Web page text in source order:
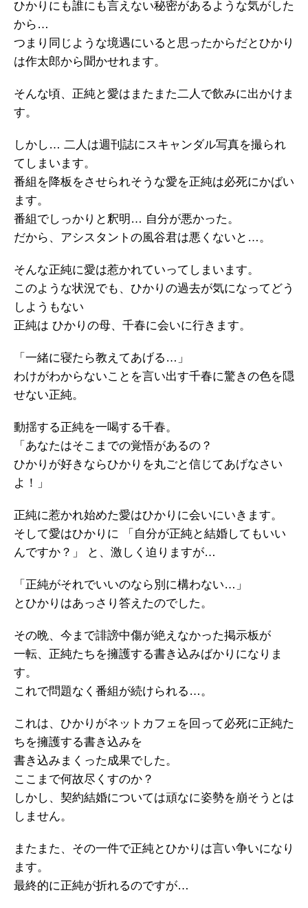
ひかりにも誰にも言えない秘密があるような気がした
から…
つまり同じような境遇にいると思ったからだとひかり
は作太郎から聞かせれます。
そんな頃、正純と愛はまたまた二人で飲みに出かけま
す。
しかし… 二人は週刊誌にスキャンダル写真を撮られ
てしまいます。
番組を降板をさせられそうな愛を正純は必死にかばい
ます。
番組でしっかりと釈明… 自分が悪かった。
だから、アシスタントの風谷君は悪くないと…。
そんな正純に愛は惹かれていってしまいます。
このような状況でも、ひかりの過去が気になってどう
しようもない
正純は ひかりの母、千春に会いに行きます。
「一緒に寝たら教えてあげる…」
わけがわからないことを言い出す千春に驚きの色を隠
せない正純。
動揺する正純を一喝する千春。
「あなたはそこまでの覚悟があるの？
ひかりが好きならひかりを丸ごと信じてあげなさい
よ！」
正純に惹かれ始めた愛はひかりに会いにいきます。
そして愛はひかりに 「自分が正純と結婚してもいい
んですか？」 と、激しく迫りますが…
「正純がそれでいいのなら別に構わない…」
とひかりはあっさり答えたのでした。
その晩、今まで誹謗中傷が絶えなかった掲示板が
一転、正純たちを擁護する書き込みばかりになりま
す。
これで問題なく番組が続けられる…。
これは、ひかりがネットカフェを回って必死に正純た
ちを擁護する書き込みを
書き込みまくった成果でした。
ここまで何故尽くすのか？
しかし、契約結婚については頑なに姿勢を崩そうとは
しません。
またまた、その一件で正純とひかりは言い争いになり
ます。
最終的に正純が折れるのですが…